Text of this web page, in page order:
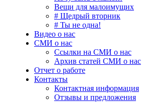
Вещи для малоимущих
# Щедрый вторник
# Ты не одна!
Видео о нас
СМИ о нас
Ссылки на СМИ о нас
Архив статей СМИ о нас
Отчет о работе
Контакты
Контактная информация
Отзывы и предложения